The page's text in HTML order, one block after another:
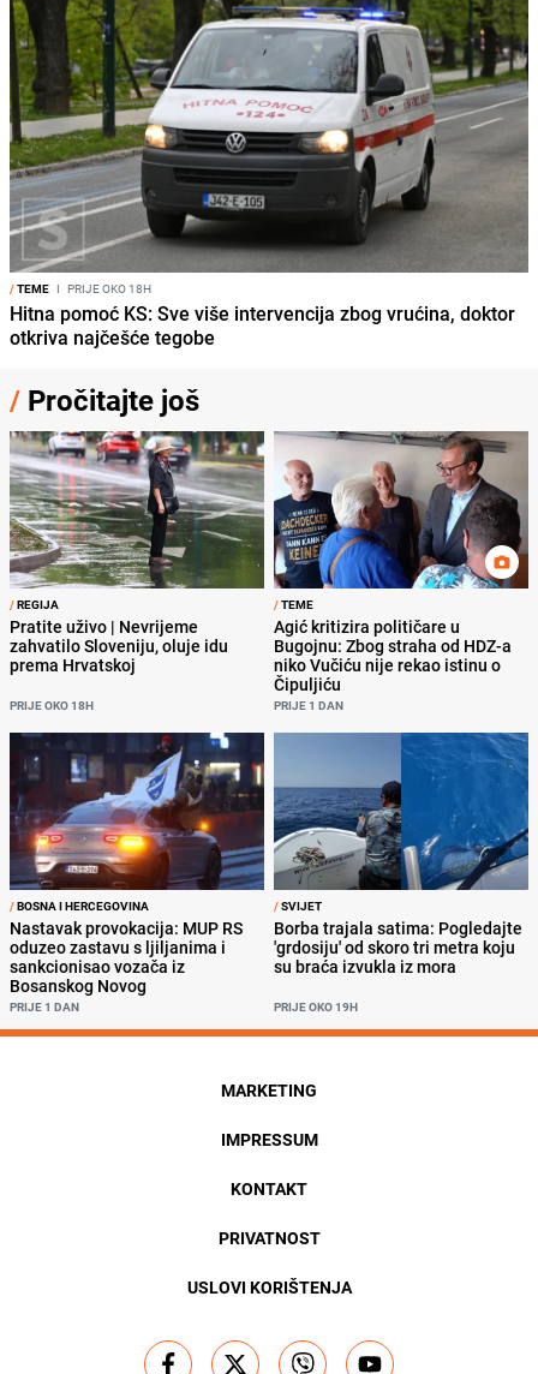
/TEME I PRIJE OKO 18H
Hitna pomoć KS: Sve više intervencija zbog vrućina, doktor
otkriva najčešće tegobe
/ Pročitajte još
/REGIJA
Pratite uživo | Nevrijeme
zahvatilo Sloveniju, oluje idu
prema Hrvatskoj
PRIJE OKO 18H
/TEME
Agić kritizira političare u
Bugojnu: Zbog straha od HDZ-a
niko Vučiću nije rekao istinu o
Čipuljiću
PRIJE 1 DAN
/BOSNA I HERCEGOVINA
Nastavak provokacija: MUP RS
oduzeo zastavu s ljiljanima i
sankcionisao vozača iz
Bosanskog Novog
PRIJE 1 DAN
/SVIJET
Borba trajala satima: Pogledajte
'grdosiju' od skoro tri metra koju
su braća izvukla iz mora
PRIJE OKO 19H
MARKETING
IMPRESSUM
KONTAKT
PRIVATNOST
USLOVI KORIŠTENJA